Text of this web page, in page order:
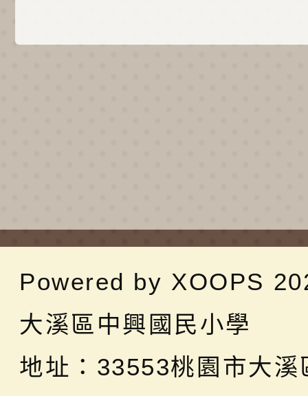
Powered by XOOPS
大溪區中興國民小學
地址： 33553桃園市大溪